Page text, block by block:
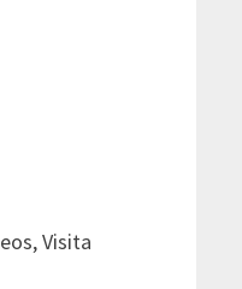
Visita